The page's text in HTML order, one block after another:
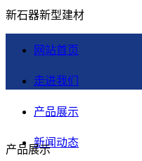
新石器新型建材
网站首页
走进我们
产品展示
新闻动态
产品展示